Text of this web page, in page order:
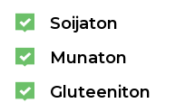
Soijaton
Munaton
Gluteeniton